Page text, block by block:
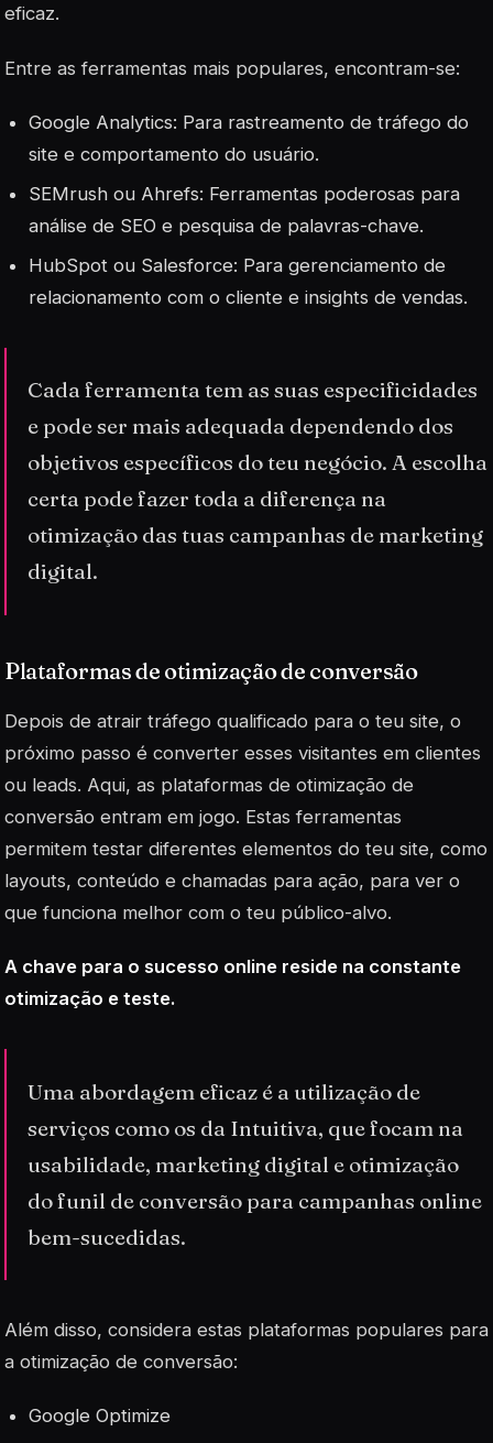
eficaz.
Entre as ferramentas mais populares, encontram-se:
Google Analytics: Para rastreamento de tráfego do
site e comportamento do usuário.
SEMrush ou Ahrefs: Ferramentas poderosas para
análise de SEO e pesquisa de palavras-chave.
HubSpot ou Salesforce: Para gerenciamento de
relacionamento com o cliente e insights de vendas.
Cada ferramenta tem as suas especificidades
e pode ser mais adequada dependendo dos
objetivos específicos do teu negócio. A escolha
certa pode fazer toda a diferença na
otimização das tuas campanhas de marketing
digital.
Plataformas de otimização de conversão
Depois de atrair tráfego qualificado para o teu site, o
próximo passo é converter esses visitantes em clientes
ou leads. Aqui, as plataformas de otimização de
conversão entram em jogo. Estas ferramentas
permitem testar diferentes elementos do teu site, como
layouts, conteúdo e chamadas para ação, para ver o
que funciona melhor com o teu público-alvo.
A chave para o sucesso online reside na constante
otimização e teste.
Uma abordagem eficaz é a utilização de
serviços como os da Intuitiva, que focam na
usabilidade, marketing digital e otimização
do funil de conversão para campanhas online
bem-sucedidas.
Além disso, considera estas plataformas populares para
a otimização de conversão:
Google Optimize